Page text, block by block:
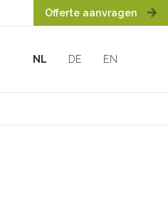
Offerte aanvragen
NL DE EN